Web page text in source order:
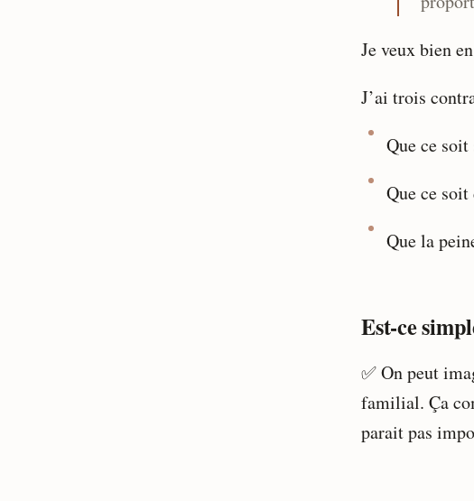
Je veux bien
J’ai trois
Que ce
Que ce
Que la
Est-ce
✅ On peut
familial. Ça
parait pas